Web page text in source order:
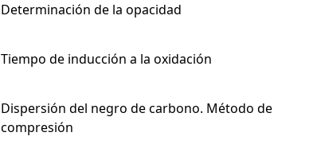
Determinación de la opacidad
Tiempo de inducción a la oxidación
Dispersión del negro de carbono. Método de
compresión